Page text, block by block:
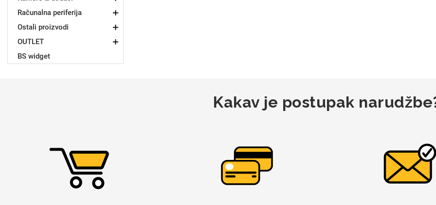
Računalna periferija
Ostali proizvodi
OUTLET
BS widget
Kakav je postupak
Svijet životinja
MarbleMania